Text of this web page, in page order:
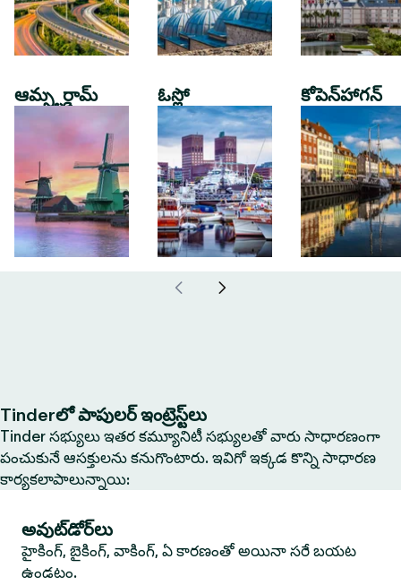
ఆమ్స్టర్డామ్ ఓస్లో కోపెన్‌హాగన్
Tinderలో పాపులర్ ఇంట్రెస్ట్‌లు
Tinder సభ్యులు ఇతర కమ్యూనిటీ సభ్యులతో వారు సాధారణంగా
పంచుకునే ఆసక్తులను కనుగొంటారు. ఇవిగో ఇక్కడ కొన్ని సాధారణ
కార్యకలాపాలున్నాయి:
అవుట్‌డోర్‌లు
హైకింగ్, బైకింగ్, వాకింగ్, ఏ కారణంతో అయినా సరే బయట
ఉండటం.